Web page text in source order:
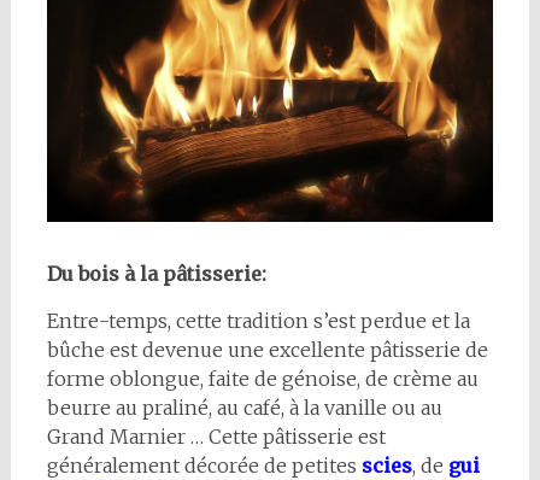
Du bois à la pâtisserie:
Entre-temps, cette tradition s’est perdue et la
bûche est devenue une excellente pâtisserie de
forme oblongue, faite de génoise, de crème au
beurre au praliné, au café, à la vanille ou au
Grand Marnier … Cette pâtisserie est
généralement décorée de petites scies, de gui